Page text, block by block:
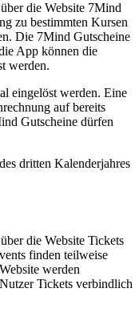
die Website 7Mind
zu bestimmten Kursen
Die 7Mind Gutscheine
App können die
werden.
eingelöst werden. Eine
auf bereits
Gutscheine dürfen
dritten Kalenderjahres
die Website Tickets
finden teilweise
werden
Tickets verbindlich